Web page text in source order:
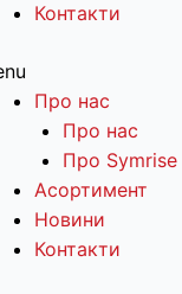
Контакти
Про нас
Про нас
Про Symrise
Асортимент
Новини
Контакти